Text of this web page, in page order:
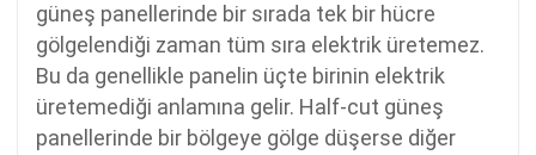
güneş panellerinde bir sırada tek bir hücre
gölgelendiği zaman tüm sıra elektrik üretemez.
Bu da genellikle panelin üçte birinin elektrik
üretemediği anlamına gelir. Half-cut güneş
panellerinde bir bölgeye gölge düşerse diğer